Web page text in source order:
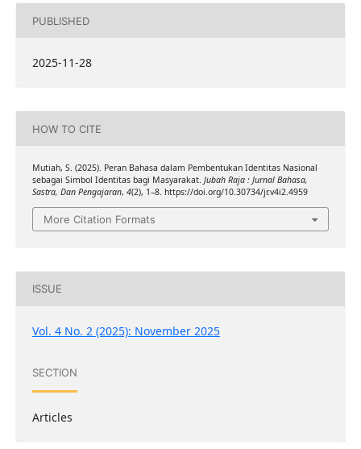
PUBLISHED
2025-11-28
HOW TO CITE
Mutiah, S. (2025). Peran Bahasa dalam Pembentukan Identitas Nasional
sebagai Simbol Identitas bagi Masyarakat. Jubah Raja : Jurnal Bahasa,
Sastra, Dan Pengajaran, 4(2), 1–8. https://doi.org/10.30734/jr.v4i2.4959
More Citation Formats
ISSUE
Vol. 4 No. 2 (2025): November 2025
SECTION
Articles